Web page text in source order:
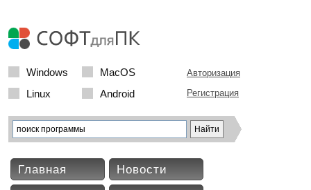
Windows
MacOS
Linux
Android
Авторизация
Регистрация
Главная
Новости